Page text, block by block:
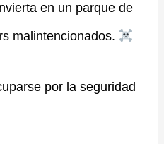
en un parque de
malintencionados.
por la seguridad